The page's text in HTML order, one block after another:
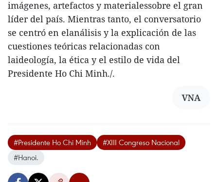
imágenes, artefactos y materialessobre el gran
líder del país. Mientras tanto, el conversatorio
se centró en elanálisis y la explicación de las
cuestiones teóricas relacionadas con
laideología, la ética y el estilo de vida del
Presidente Ho Chi Minh./.
VNA
#Presidente Ho Chi Minh
#XIII Congreso Nacional
#Hanoi.